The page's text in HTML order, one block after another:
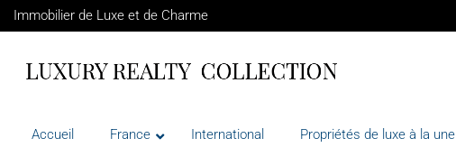
Immobilier de Luxe et de Charme
Accueil France International Propriétés de luxe à la une